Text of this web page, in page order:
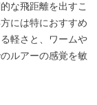
な飛距離を出すこ
には特におすすめ
軽さと、ワームや
ルアーの感覚を敏